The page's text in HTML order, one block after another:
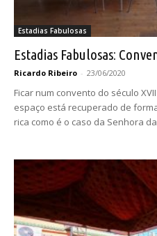
Estadias Fabulosas
Estadias Fabulosas:
Ricardo Ribeiro - 23/06/2020
Ficar num convento do século
espaço está recuperado de
rica como é o caso da Senhora